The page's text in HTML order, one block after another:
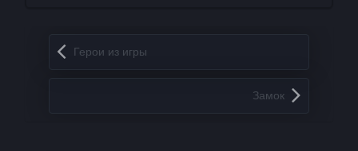
Запись навигация
Герои из игры
Замок